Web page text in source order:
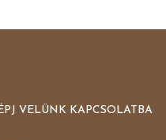
VELÜNK KAPCSOLATBA